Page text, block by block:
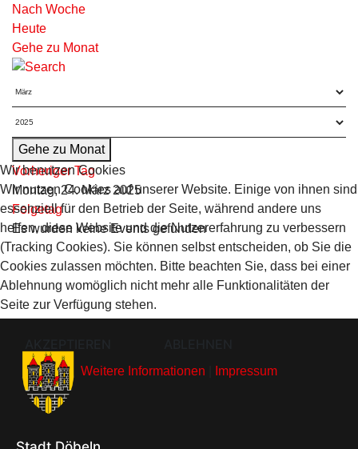
Nach Woche
Heute
Gehe zu Monat
Gehe zu Monat
Vorheriger Tag
Montag, 24. März 2025
Folgetag
Es wurden keine Events gefunden
Wir benutzen Cookies
Wir nutzen Cookies auf unserer Website. Einige von ihnen sind
essenziell für den Betrieb der Seite, während andere uns
helfen, diese Website und die Nutzererfahrung zu verbessern
(Tracking Cookies). Sie können selbst entscheiden, ob Sie die
Cookies zulassen möchten. Bitte beachten Sie, dass bei einer
Ablehnung womöglich nicht mehr alle Funktionalitäten der
Seite zur Verfügung stehen.
Weitere Informationen Impressum